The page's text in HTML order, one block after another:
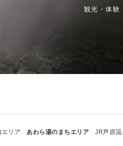
観光・体験
エリア あわら湯のまちエリア JR芦原温